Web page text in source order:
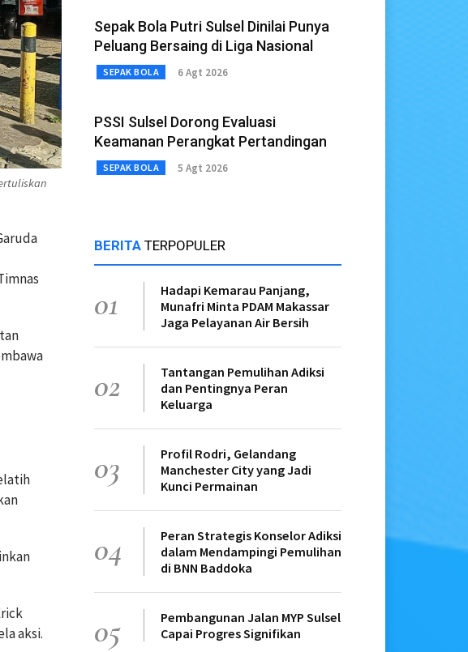
aksi.
Sepak Bola Putri Sulsel Dinilai Punya
Peluang Bersaing di Liga Nasional
SEPAK BOLA 6 Agt 2026
PSSI Sulsel Dorong Evaluasi
Keamanan Perangkat Pertandingan
SEPAK BOLA 5 Agt 2026
BERITA TERPOPULER
01
Hadapi Kemarau Panjang,
Munafri Minta PDAM Makassar
Jaga Pelayanan Air Bersih
02
Tantangan Pemulihan Adiksi
dan Pentingnya Peran
Keluarga
03
Profil Rodri, Gelandang
Manchester City yang Jadi
Kunci Permainan
04
Peran Strategis Konselor Adiksi
dalam Mendampingi Pemulihan
di BNN Baddoka
05
Pembangunan Jalan MYP Sulsel
Capai Progres Signifikan